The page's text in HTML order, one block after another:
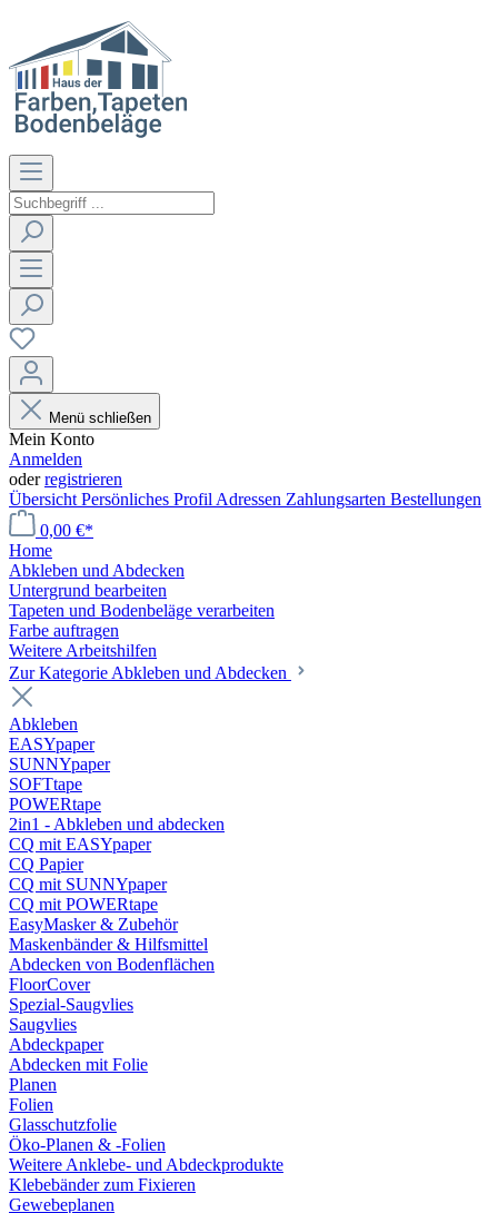
Menü schließen
Mein Konto
Anmelden
oderregistrieren
Übersicht Persönliches Profil Adressen Zahlungsarten Bestellungen
0,00 €*
Home
Abkleben und Abdecken
Untergrund bearbeiten
Tapeten und Bodenbeläge verarbeiten
Farbe auftragen
Weitere Arbeitshilfen
Zur Kategorie Abkleben und Abdecken
Abkleben
EASYpaper
SUNNYpaper
SOFTtape
POWERtape
2in1 - Abkleben und abdecken
CQ mit EASYpaper
CQ Papier
CQ mit SUNNYpaper
CQ mit POWERtape
EasyMasker & Zubehör
Maskenbänder & Hilfsmittel
Abdecken von Bodenflächen
FloorCover
Spezial-Saugvlies
Saugvlies
Abdeckpaper
Abdecken mit Folie
Planen
Folien
Glasschutzfolie
Öko-Planen & -Folien
Weitere Anklebe- und Abdeckprodukte
Klebebänder zum Fixieren
Gewebeplanen